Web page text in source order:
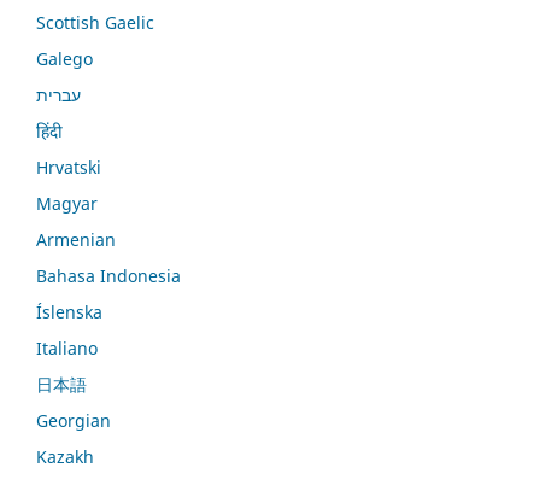
Scottish Gaelic
Galego
עברית
हिंदी
Hrvatski
Magyar
Armenian
Bahasa Indonesia
Íslenska
Italiano
日本語
Georgian
Kazakh